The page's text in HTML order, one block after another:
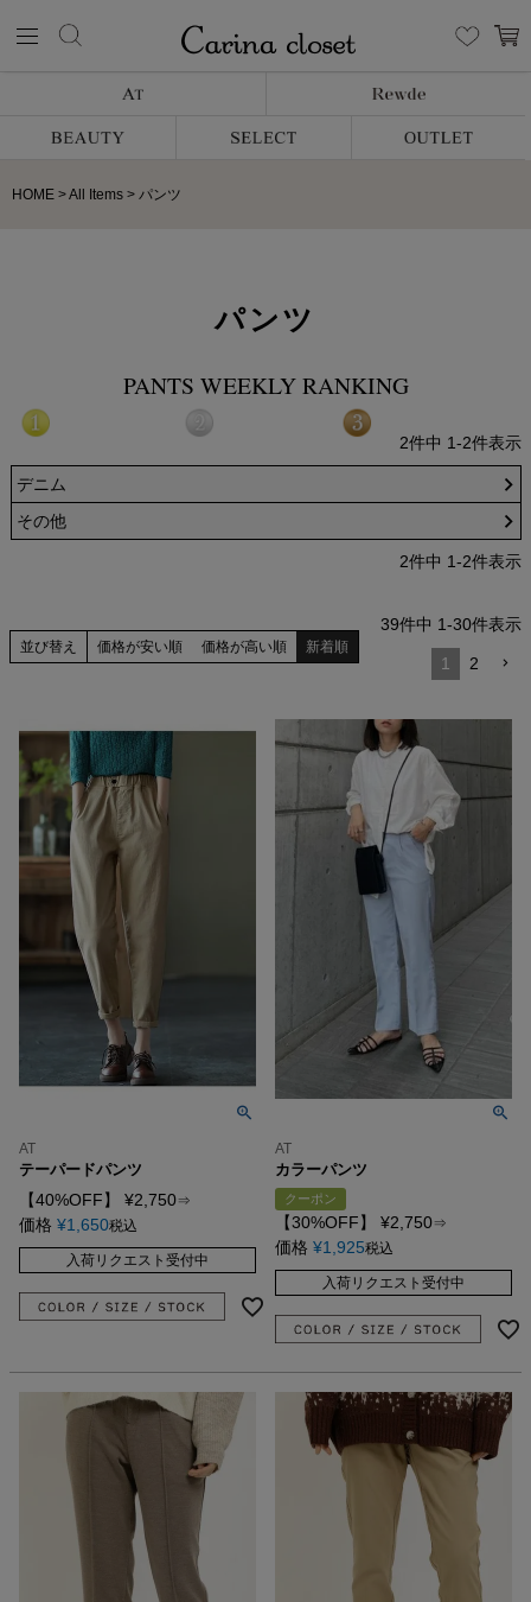
HOME All Items パンツ
パンツ
PANTS WEEKLY RANKING
2件中 1-2件表示
デニム
その他
2件中 1-2件表示
並び替え 価格が安い順 価格が高い順 新着順
39件中 1-30件表示
1 2
AT
テーパードパンツ
【40%OFF】 ¥2,750⇒
価格 ¥1,650税込
入荷リクエスト受付中
AT
カラーパンツ
クーポン
【30%OFF】 ¥2,750⇒
価格 ¥1,925税込
入荷リクエスト受付中